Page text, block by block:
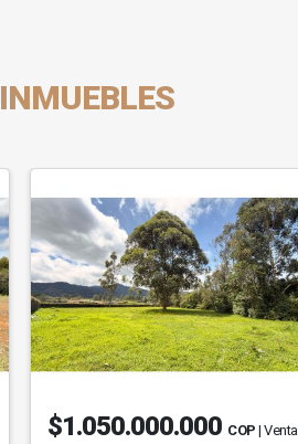
INMUEBLES
$1.050.000.000 COP | Venta